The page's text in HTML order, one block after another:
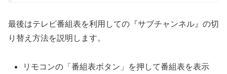
最後はテレビ番組表を利用しての『サブチャンネル』の切
り替え方法を説明します。
リモコンの「番組表ボタン」を押して番組表を表示